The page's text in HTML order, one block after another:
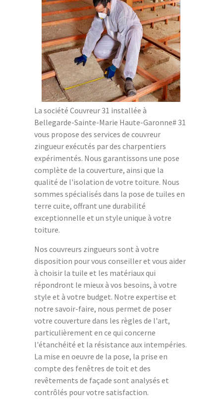
La société Couvreur 31 installée à
Bellegarde-Sainte-Marie Haute-Garonne# 31
vous propose des services de couvreur
zingueur exécutés par des charpentiers
expérimentés. Nous garantissons une pose
complète de la couverture, ainsi que la
qualité de l'isolation de votre toiture. Nous
sommes spécialisés dans la pose de tuiles en
terre cuite, offrant une durabilité
exceptionnelle et un style unique à votre
toiture.
Nos couvreurs zingueurs sont à votre
disposition pour vous conseiller et vous aider
à choisir la tuile et les matériaux qui
répondront le mieux à vos besoins, à votre
style et à votre budget. Notre expertise et
notre savoir-faire, nous permet de poser
votre couverture dans les règles de l'art,
particulièrement en ce qui concerne
l'étanchéité et la résistance aux intempéries.
La mise en oeuvre de la pose, la prise en
compte des fenêtres de toit et des
revêtements de façade sont analysés et
contrôlés pour votre satisfaction.